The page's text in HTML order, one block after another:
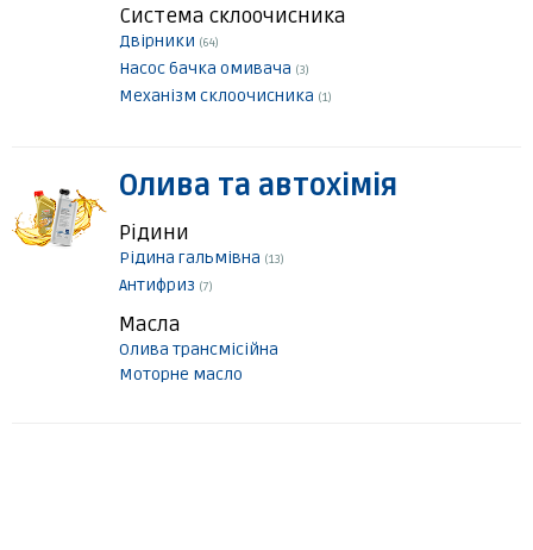
Система склоочисника
Двірники (64)
Насос бачка омивача (3)
Механізм склоочисника (1)
Олива та автохімія
Рідини
Рідина гальмівна (13)
Антифриз (7)
Масла
Олива трансмісійна
Моторне масло